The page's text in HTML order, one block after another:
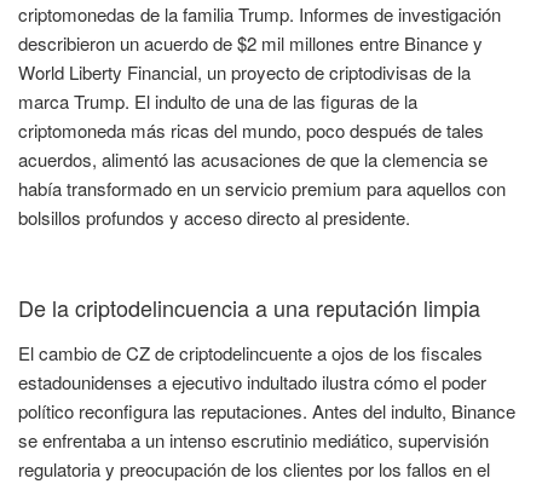
criptomonedas de la familia Trump. Informes de investigación
describieron un acuerdo de $2 mil millones entre Binance y
World Liberty Financial, un proyecto de criptodivisas de la
marca Trump. El indulto de una de las figuras de la
criptomoneda más ricas del mundo, poco después de tales
acuerdos, alimentó las acusaciones de que la clemencia se
había transformado en un servicio premium para aquellos con
bolsillos profundos y acceso directo al presidente.
De la criptodelincuencia a una reputación limpia
El cambio de CZ de criptodelincuente a ojos de los fiscales
estadounidenses a ejecutivo indultado ilustra cómo el poder
político reconfigura las reputaciones. Antes del indulto, Binance
se enfrentaba a un intenso escrutinio mediático, supervisión
regulatoria y preocupación de los clientes por los fallos en el